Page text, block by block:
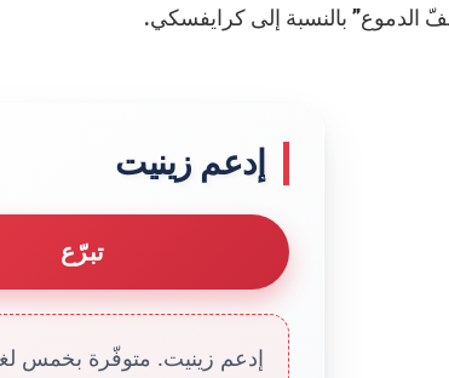
الدموع” بالنسبة إلى كرايفسكي.
إدعم زينيت
تبرّع
إدعم زينيت. متوفّرة بخمس